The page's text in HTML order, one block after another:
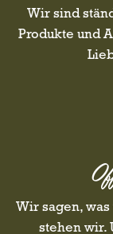
Wir sind
Produkte und
Wir sagen,
stehen wir.